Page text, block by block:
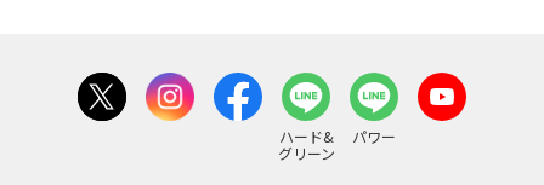
ハード&
グリーン
パワー